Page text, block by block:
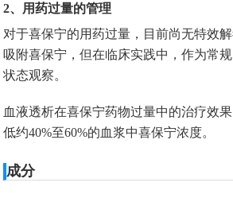
2、用药过量的管理
对于喜保宁的用药过量，目前尚无特效
吸附喜保宁，但在临床实践中，作为常
状态观察。
血液透析在喜保宁药物过量中的治疗效
低约40%至60%的血浆中喜保宁浓度。
成分